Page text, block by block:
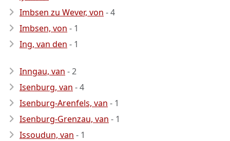
Imbsen zu Wever, von - 4
Imbsen, von - 1
Ing, van den - 1
Inngau, van - 2
Isenburg, van - 4
Isenburg-Arenfels, van - 1
Isenburg-Grenzau, van - 1
Issoudun, van - 1